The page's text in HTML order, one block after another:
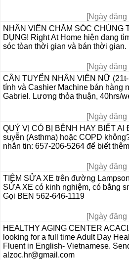
[Ngày
NHÂN VIÊN CHĂM SÓC CHÚNG
DỤNG! Right At Home hiện đang
sóc tòan thời gian và bán thời gian.
[Ngày
CẦN TUYỂN NHÂN VIÊN NỮ
tính và Cashier Machine bán hàng
Gabriel. Lương thỏa thuận, 40hrs/
[Ngày
QUÝ VỊ CÓ BỊ BỆNH HAY BIẾT
suyễn (Asthma) hoặc COPD
nhắn tin: 657-206-5264 để biết
[Ngày
TIỆM SỬA XE trên đường
SỬA XE có kinh nghiệm, có bằng
Gọi BEN 562-646-1119
[Ngày
HEALTHY AGING CENTER
looking for a full time Adult Day
Fluent in English- Vietnamese.
alzoc.hr@gmail.com